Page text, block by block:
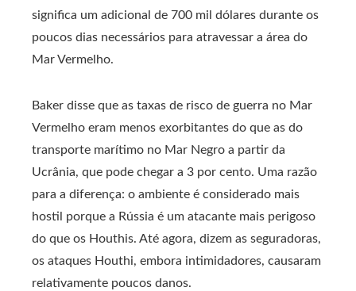
significa um adicional de 700 mil dólares durante os
poucos dias necessários para atravessar a área do
Mar Vermelho.
Baker disse que as taxas de risco de guerra no Mar
Vermelho eram menos exorbitantes do que as do
transporte marítimo no Mar Negro a partir da
Ucrânia, que pode chegar a 3 por cento. Uma razão
para a diferença: o ambiente é considerado mais
hostil porque a Rússia é um atacante mais perigoso
do que os Houthis. Até agora, dizem as seguradoras,
os ataques Houthi, embora intimidadores, causaram
relativamente poucos danos.